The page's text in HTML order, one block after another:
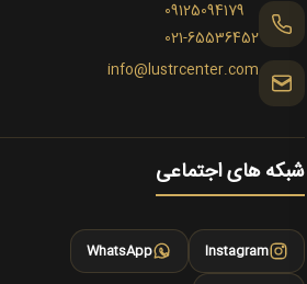
09125094179
021-65536452
info@lustrcenter.com
شبکه های اجتماعی
Instagram
WhatsApp